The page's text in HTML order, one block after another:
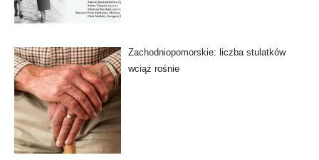
Zachodniopomorskie: liczba stulatków
wciąż rośnie